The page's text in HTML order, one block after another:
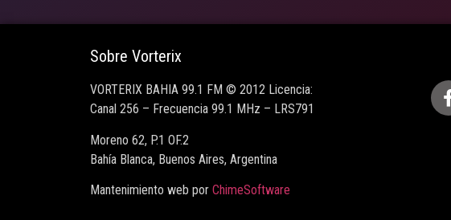
Sobre Vorterix
VORTERIX BAHIA 99.1 FM © 2012 Licencia:
Canal 256 – Frecuencia 99.1 MHz – LRS791
Moreno 62, P.1 OF.2
Bahía Blanca, Buenos Aires, Argentina
Mantenimiento web por ChimeSoftware